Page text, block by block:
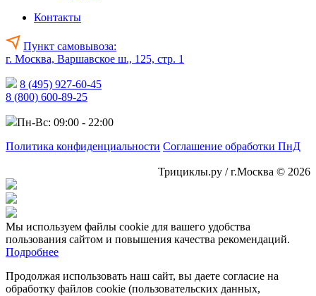
Контакты
Пункт самовывоза:
г. Москва, Варшавское ш., 125, стр. 1
8 (495) 927-60-45
8 (800) 600-89-25
Пн-Вс: 09:00 - 22:00
Политика конфиденциальности Соглашение обработки ПнД
Трициклы.ру / г.Москва © 2026
Мы используем файлы cookie для вашего удобства
пользования сайтом и повышения качества рекомендаций.
Подробнее
Продолжая использовать наш сайт, вы даете согласие на
обработку файлов cookie (пользовательских данных,